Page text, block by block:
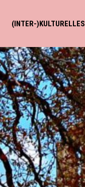
(INTER-)KULTURELLES